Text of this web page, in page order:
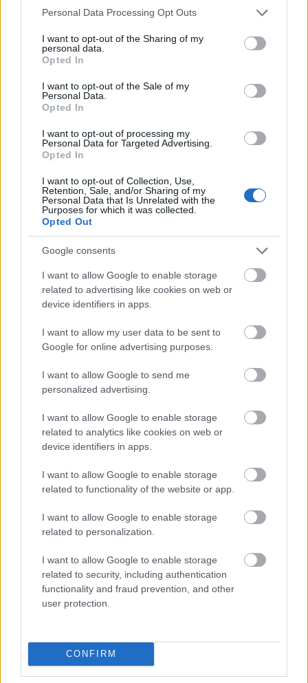
Please note that this website/app uses one or more Google
not limited to your visit or usage behaviour. You may click to
grant or deny consent to Google and its third-party tags to
use your data for below specified purposes in below Google
consent section.
Personal Data Processing Opt Outs
I want to opt-out of the Sharing of my
personal data.
Opted In
I want to opt-out of the Sale of my
Personal Data.
Opted In
I want to opt-out of processing my
Personal Data for Targeted Advertising.
Opted In
I want to opt-out of Collection, Use,
Retention, Sale, and/or Sharing of my
Personal Data that Is Unrelated with the
Purposes for which it was collected.
Opted Out
Google consents
I want to allow Google to enable storage
related to advertising like cookies on web or
device identifiers in apps.
I want to allow my user data to be sent to
Google for online advertising purposes.
I want to allow Google to send me
personalized advertising.
I want to allow Google to enable storage
related to analytics like cookies on web or
device identifiers in apps.
I want to allow Google to enable storage
related to functionality of the website or app.
I want to allow Google to enable storage
related to personalization.
I want to allow Google to enable storage
related to security, including authentication
functionality and fraud prevention, and other
user protection.
CONFIRM
galériában Galambos Eszter tárlata után
Lugosi Lugó László budapesti graffitikről
készített fotóiból rendezett kiállítása lesz
látható, várhatóan február végétől.
A CHB a járvány második hullámának
megfékezésére egész Németországban
bevezetett szabályok miatt a többi berlini
kulturális intézménnyel együtt zárva tart,
ezért munkatársai a virtuális térre, illetve az
épületen kívül is megtekinthető, koronavírus
kompatibilis programokra összpontosítanak.
Így például decemberben az intézet
épületének hatalmas panorámaablakára
szabott digitális fotókiállítást rendeztek az
utóbbi két év legizgalmasabb eseményein
készített felvételekből és a tervezett új
programokra készített előzetes anyagokból.
Fotó Németország Berlin Kiállítás Képzőművészet
A SARKVIDÉKI ÉJSZAKA CSILLAGAI
LÉTEZIK GYÓGYÍTÓ MÚZEUM?!